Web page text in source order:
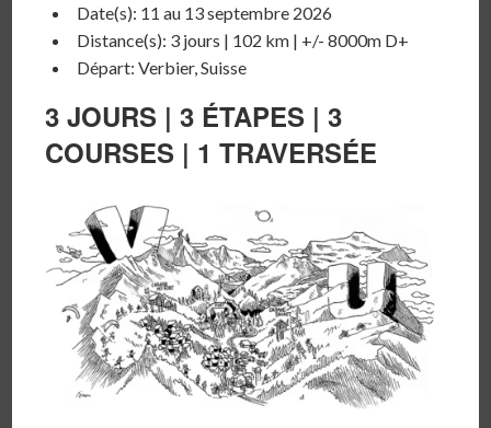
Date(s): 11 au 13 septembre 2026
Distance(s): 3 jours | 102 km | +/- 8000m D+
Départ: Verbier, Suisse
3 JOURS |3 ÉTAPES |3
COURSES | 1 TRAVERSÉE